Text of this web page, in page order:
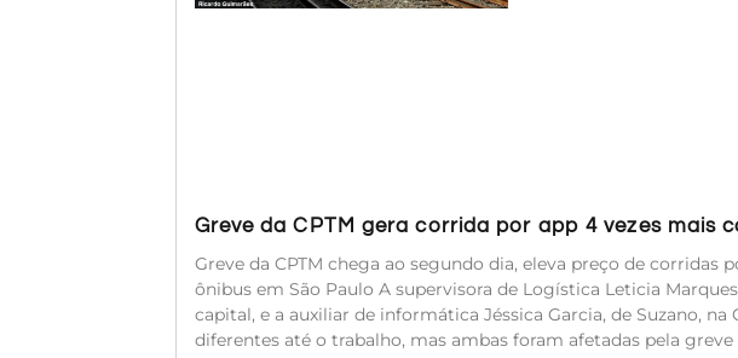
Greve da CPTM gera corrida por app 4 vezes mais
Greve da CPTM chega ao segundo dia, eleva preço de corridas
ônibus em São Paulo A supervisora de Logística Leticia
capital, e a auxiliar de informática Jéssica Garcia, de Suzano,
diferentes até o trabalho, mas ambas foram afetadas pela greve